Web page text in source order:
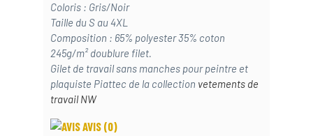
Coloris : Gris/Noir
Taille du S au 4XL
Composition : 65% polyester 35% coton
245g/m² doublure filet.
Gilet de travail sans manches pour peintre et
plaquiste Piattec de la collection vetements de
travail NW
AVIS (0)